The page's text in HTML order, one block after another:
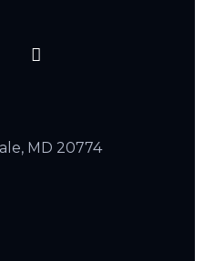
MD 20774